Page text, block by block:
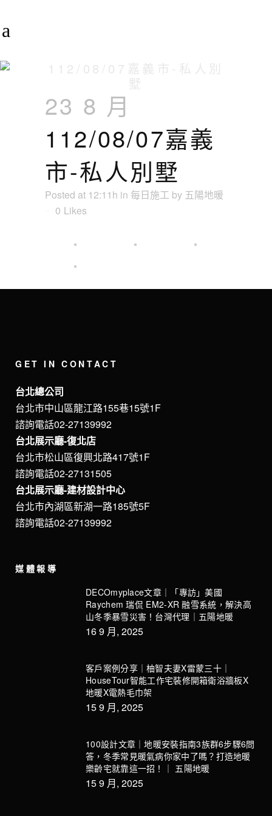
23 8 月
112/08/07嘉義
市-私人別墅
Posted at 12:11h in 每日施工 by 五陽地暖
0 Likes
GET IN CONTACT
台北總公司
台北市中山區龍江路155巷15號1F
諮詢電話02-27139992
台北展示廳-復北店
台北市松山區復興北路417號1F
諮詢電話02-27131505
台北展示廳-建材設計中心
台北市內湖區新湖一路185號5F
諮詢電話02-27139992
媒體報導
DECOmyplace文章｜「專訪」美國
Raychem 瑞侃 EM2-XR 融雪系統，解決高
山冬季暴雪災害！台灣代理｜五陽地暖
16 9 月, 2025
客戶案例分享｜柚智夫妻X雷蒙三十｜
HouseTour智能工作宅裝修開箱衛浴牆板X
地暖X電熱毛巾架
15 9 月, 2025
100設計文章｜地暖安裝指南3族群6步驟6問
答，冬季常見暖氣病你家中了嗎？打造地暖
樂齡宅就靠這一招！｜ 五陽地暖
15 9 月, 2025